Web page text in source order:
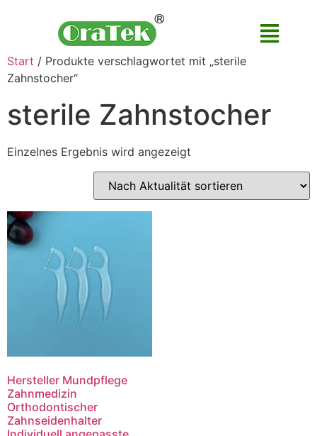
Start / Produkte verschlagwortet mit „sterile
Zahnstocher“
sterile Zahnstocher
Einzelnes Ergebnis wird angezeigt
Hersteller Mundpflege
Zahnmedizin
Orthodontischer
Zahnseidenhalter